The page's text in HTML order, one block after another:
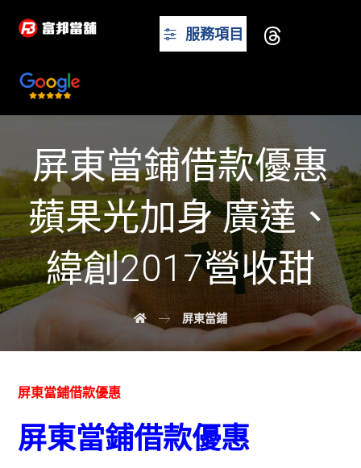
服務項目
屏東當鋪借款優惠
蘋果光加身 廣達、
緯創2017營收甜
屏東當鋪
屏東當鋪借款優惠
屏東當鋪借款優惠